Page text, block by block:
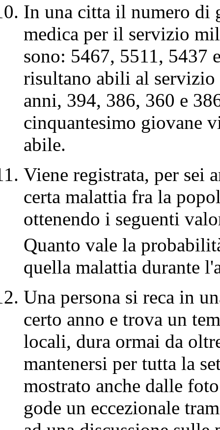
In una citta il numero di
medica per il servizio
sono: 5467, 5511, 5437
risultano abili al
anni, 394, 386, 360 e
cinquantesimo giovane
abile.
Viene registrata, per sei
certa malattia fra la
ottenendo i seguenti
Quanto vale la
quella malattia durante
Una persona si reca in
certo anno e trova un
locali, dura ormai da
mantenersi per tutta la
mostrato anche dalle
gode un eccezionale